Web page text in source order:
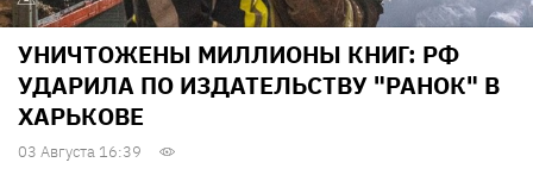
УНИЧТОЖЕНЫ МИЛЛИОНЫ КНИГ: РФ
УДАРИЛА ПО ИЗДАТЕЛЬСТВУ "РАНОК" В
ХАРЬКОВЕ
03 Августа 16:39